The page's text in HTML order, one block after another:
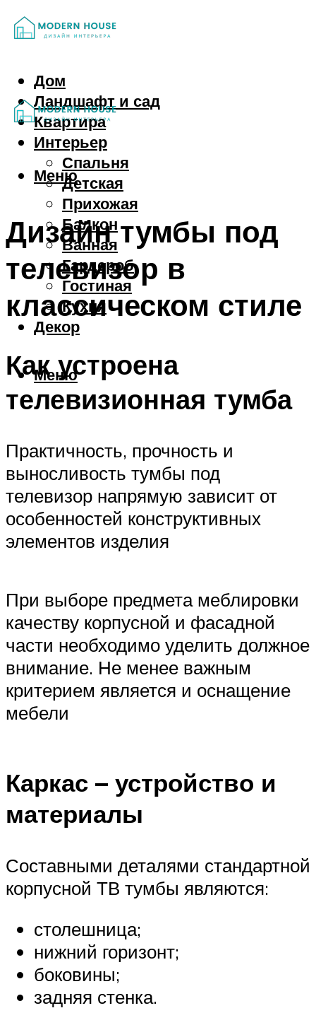
Дом
Ландшафт и сад
Квартира
Интерьер
Спальня
Детская
Прихожая
Балкон
Ванная
Гардероб
Гостиная
Кухня
Декор
Меню
Меню
Дизайн тумбы под
телевизор в
классическом стиле
Как устроена
телевизионная тумба
Практичность, прочность и
выносливость тумбы под
телевизор напрямую зависит от
особенностей конструктивных
элементов изделия
При выборе предмета меблировки
качеству корпусной и фасадной
части необходимо уделить должное
внимание. Не менее важным
критерием является и оснащение
мебели
Каркас – устройство и
материалы
Составными деталями стандартной
корпусной ТВ тумбы являются:
столешница;
нижний горизонт;
боковины;
задняя стенка.